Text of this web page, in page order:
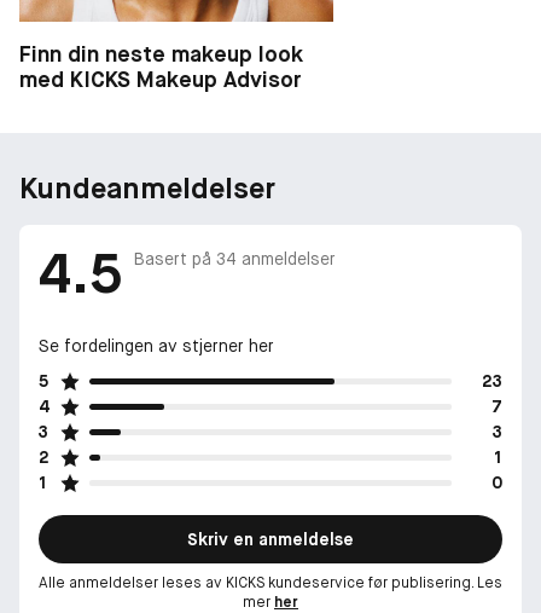
Finn din neste makeup look
med KICKS Makeup Advisor
Kundeanmeldelser
4.5 Basert på 34 anmeldelser
Se fordelingen av stjerner her
5
23
4
7
3
3
2
1
1
0
Skriv en anmeldelse
Alle anmeldelser leses av KICKS kundeservice før publisering. Les
mer her